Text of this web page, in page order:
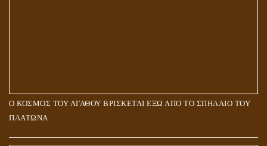
Ο ΚΟΣΜΟΣ ΤΟΥ ΑΓΑΘΟΥ ΒΡΙΣΚΕΤΑΙ ΕΞΩ ΑΠΟ ΤΟ ΣΠΗΛΑΙΟ ΤΟΥ
ΠΛΑΤΩΝΑ